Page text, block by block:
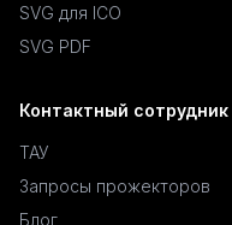
SVG для ICO
SVG PDF
Контактный сотрудник
ТАУ
Запросы прожекторов
Блог